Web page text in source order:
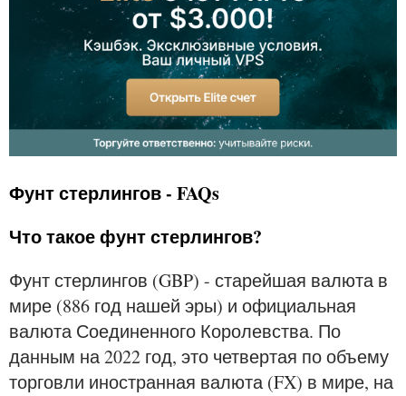
Фунт стерлингов - FAQs
Что такое фунт стерлингов?
Фунт стерлингов (GBP) - старейшая валюта в
мире (886 год нашей эры) и официальная
валюта Соединенного Королевства. По
данным на 2022 год, это четвертая по объему
торговли иностранная валюта (FX) в мире, на